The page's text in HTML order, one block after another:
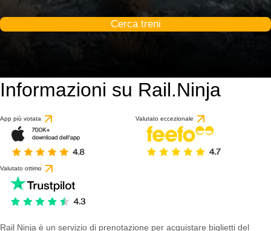
Cerca treni
Informazioni su Rail.Ninja
App più votata Valutato eccezionale
Valutato ottimo
Rail Ninja è un servizio di prenotazione per acquistare biglietti del